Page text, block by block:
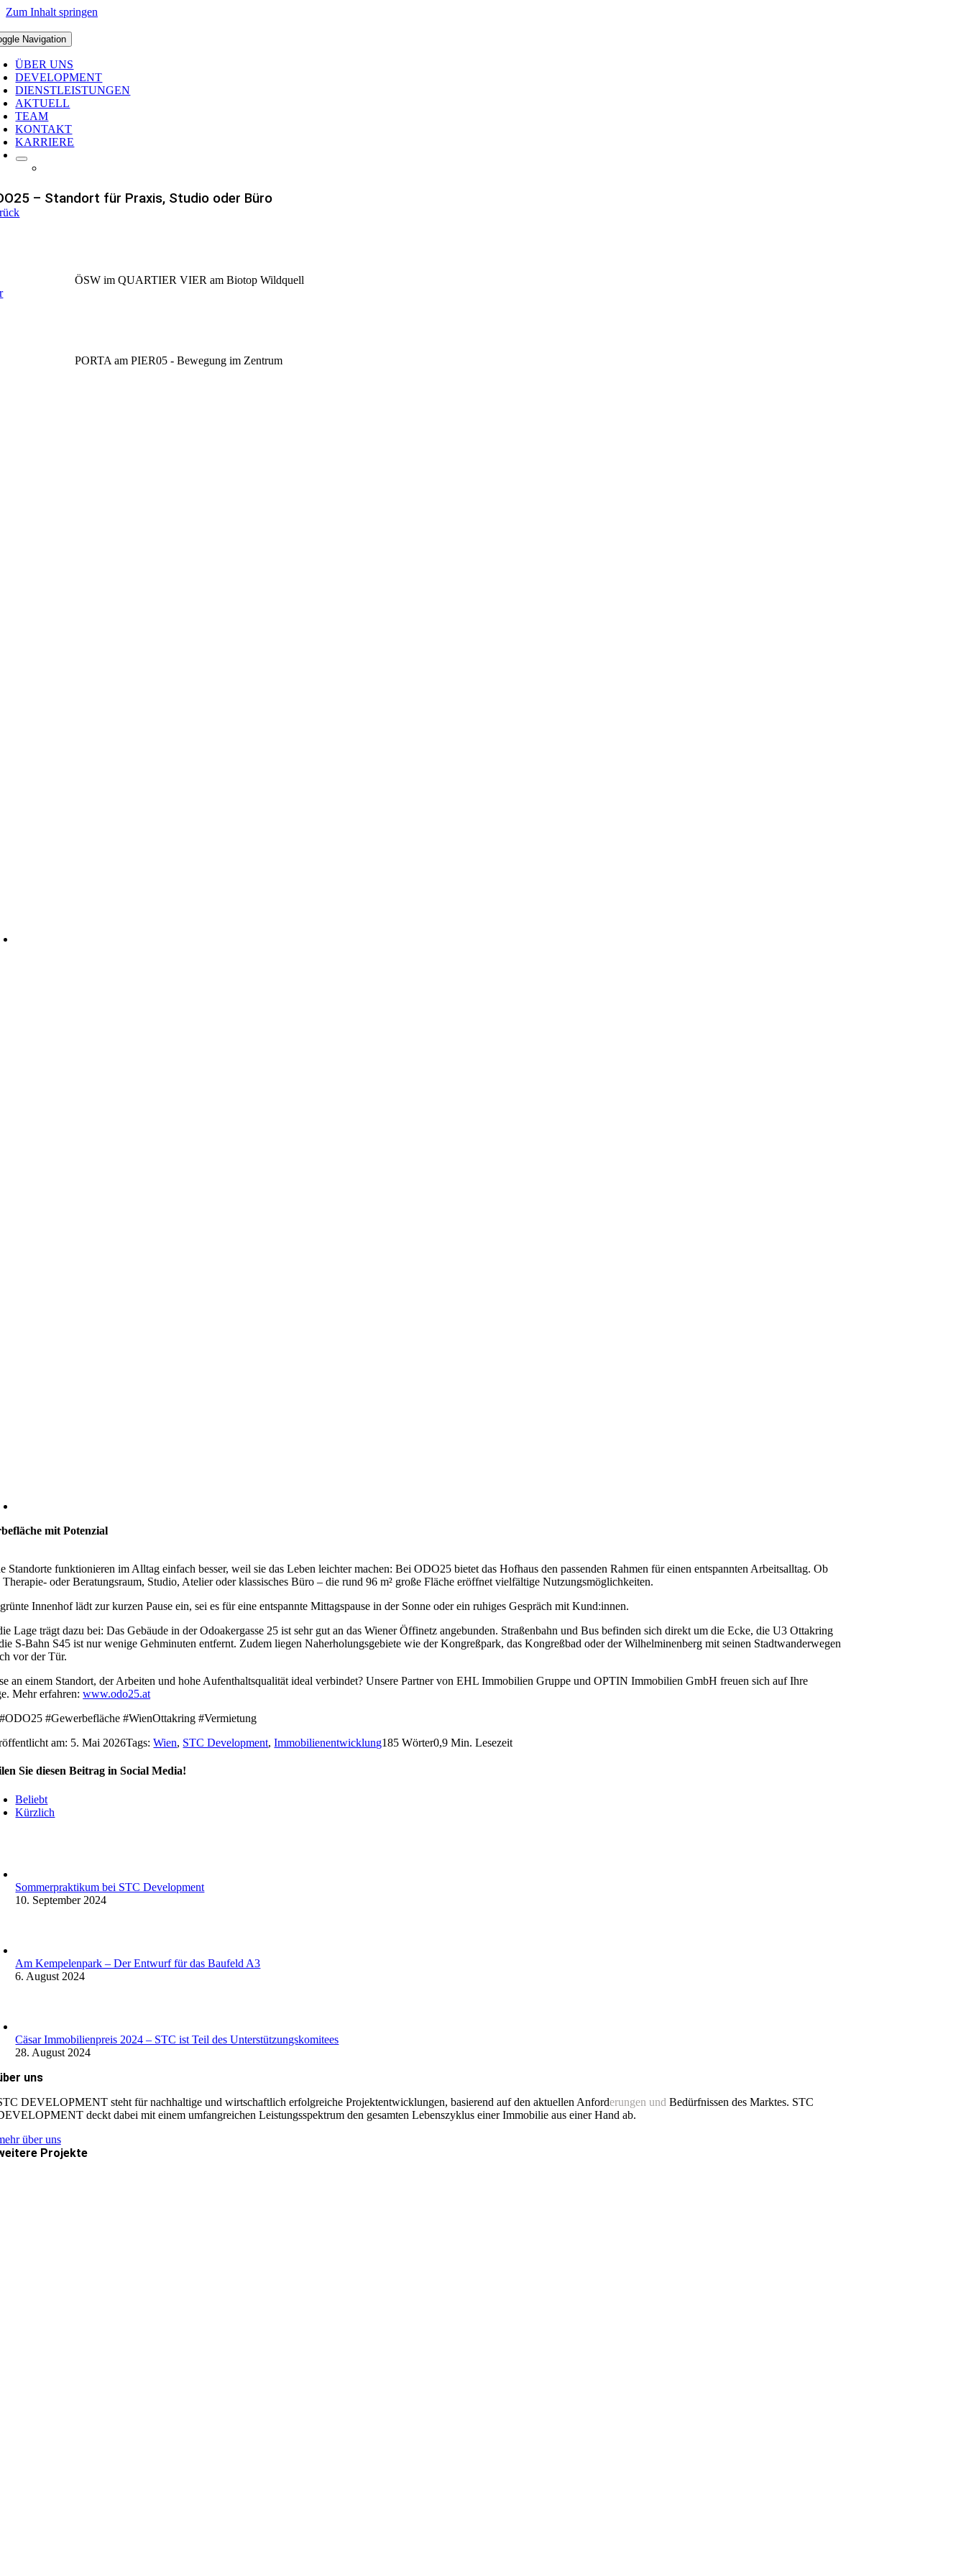
Zum Inhalt springen
Navigation
ÜBER UNS
DEVELOPMENT
DIENSTLEISTUNGEN
AKTUELL
TEAM
KONTAKT
KARRIERE
– Standort für Praxis, Studio oder Büro
ÖSW im QUARTIER VIER am Biotop Wildquell
PORTA am PIER05 - Bewegung im Zentrum
mit Potenzial
Standorte funktionieren im Alltag einfach besser, weil sie das Leben leichter machen: Bei ODO25 bietet das Hofhaus den passenden Rahmen für einen entspannten Arbeitsalltag. Ob
Therapie- oder Beratungsraum, Studio, Atelier oder klassisches Büro – die rund 96 m² große Fläche eröffnet vielfältige Nutzungsmöglichkeiten.
Innenhof lädt zur kurzen Pause ein, sei es für eine entspannte Mittagspause in der Sonne oder ein ruhiges Gespräch mit Kund:innen.
Lage trägt dazu bei: Das Gebäude in der Odoakergasse 25 ist sehr gut an das Wiener Öffinetz angebunden. Straßenbahn und Bus befinden sich direkt um die Ecke, die U3 Ottakring
S-Bahn S45 ist nur wenige Gehminuten entfernt. Zudem liegen Naherholungsgebiete wie der Kongreßpark, das Kongreßbad oder der Wilhelminenberg mit seinen Stadtwanderwegen
vor der Tür.
an einem Standort, der Arbeiten und hohe Aufenthaltsqualität ideal verbindet? Unsere Partner von EHL Immobilien Gruppe und OPTIN Immobilien GmbH freuen sich auf Ihre
Mehr erfahren:www.odo25.at
#Gewerbefläche #WienOttakring #Vermietung
am: 5. Mai 2026Tags:Wien, STC Development,Immobilienentwicklung185 Wörter0,9 Min. Lesezeit
Sie diesen Beitrag in Social Media!
Beliebt
Kürzlich
Sommerpraktikum bei STC Development
10. September 2024
Am Kempelenpark – Der Entwurf für das Baufeld A3
6. August 2024
Cäsar Immobilienpreis 2024 – STC ist Teil des Unterstützungskomitees
28. August 2024
uns
DEVELOPMENT steht für nachhaltige und wirtschaftlich erfolgreiche Projektentwicklungen, basierend auf den aktuellen Anforderungen und Bedürfnissen des Marktes. STC
deckt dabei mit einem umfangreichen Leistungsspektrum den gesamten Lebenszyklus einer Immobilie aus einer Hand ab.
über uns
Projekte